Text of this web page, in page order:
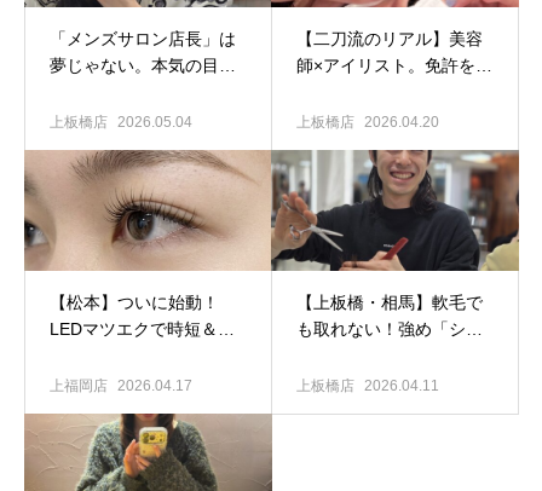
「メンズサロン店長」は
夢じゃない。本気の目標
の日々。
上板橋店 2026.05.04
​【二刀流のリアル】美容
師×アイリスト。免許をフ
のプロを目指す3年目の本
上板橋店 2026.04.20
【松本】ついに始動！
LEDマツエクで時短＆長
できる美容室｜QUALIS
上福岡店 2026.04.17
​【上板橋・相馬】軟毛で
も取れない！強め「シャ
る圧倒的こなれ感。
上板橋店 2026.04.11